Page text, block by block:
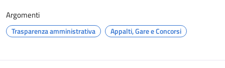
Argomenti
Trasparenza amministrativa Appalti, Gare e Concorsi